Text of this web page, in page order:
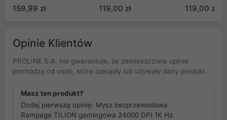
LED 1K Hz biała
159,99 zł
4000dpi cicha
programowalna
119,00 zł 119,00 zł
Opinie Klientów
PROLINE S.A. nie gwarantuje, że zamieszczone opinie
pochodzą od osób, które zakupiły lub używały dany produkt.
Masz ten produkt?
Dodaj pierwszą opinię: Mysz bezprzewodowa
Rampage TILION gamingowa 24000 DPI 1K Hz